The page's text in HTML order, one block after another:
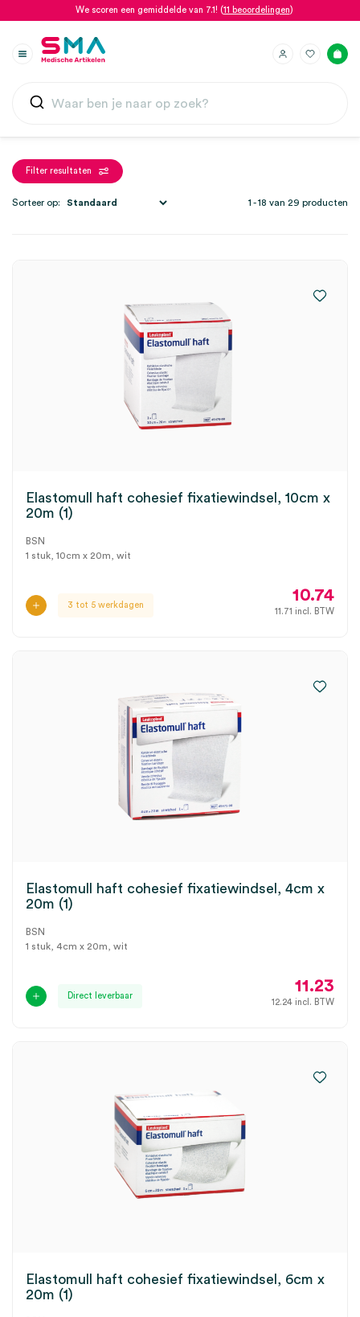
We scoren een gemiddelde van 7.1! (11 beoordelingen)
Filter resultaten
1 - 18 van 29 producten
Sorteer op:
Elastomull haft cohesief fixatiewindsel, 10cm x
20m (1)
BSN
1 stuk, 10cm x 20m, wit
3 tot 5 werkdagen
10.74
11.71 incl. BTW
Elastomull haft cohesief fixatiewindsel, 4cm x
20m (1)
BSN
1 stuk, 4cm x 20m, wit
Direct leverbaar
11.23
12.24 incl. BTW
Elastomull haft cohesief fixatiewindsel, 6cm x
20m (1)